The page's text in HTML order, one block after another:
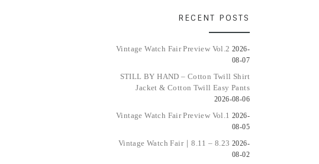
RECENT POSTS
Vintage Watch Fair Preview Vol.2 2026-
08-07
STILL BY HAND – Cotton Twill Shirt
Jacket & Cotton Twill Easy Pants
2026-08-06
Vintage Watch Fair Preview Vol.1 2026-
08-05
Vintage Watch Fair｜8.11 – 8.23 2026-
08-02